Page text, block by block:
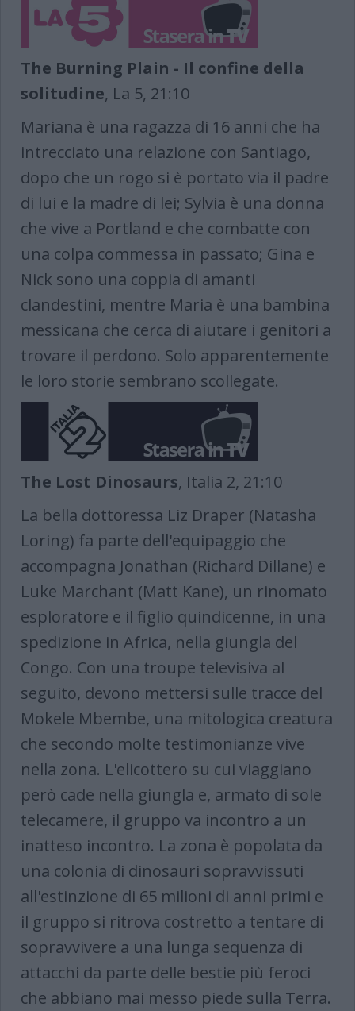
The Burning Plain - Il confine della
solitudine, La 5, 21:10
Mariana è una ragazza di 16 anni che ha
intrecciato una relazione con Santiago,
dopo che un rogo si è portato via il padre
di lui e la madre di lei; Sylvia è una donna
che vive a Portland e che combatte con
una colpa commessa in passato; Gina e
Nick sono una coppia di amanti
clandestini, mentre Maria è una bambina
messicana che cerca di aiutare i genitori a
trovare il perdono. Solo apparentemente
le loro storie sembrano scollegate.
The Lost Dinosaurs​​​​​​​, Italia 2, 21:10
La bella dottoressa Liz Draper (Natasha
Loring) fa parte dell'equipaggio che
accompagna Jonathan (Richard Dillane) e
Luke Marchant (Matt Kane), un rinomato
esploratore e il figlio quindicenne, in una
spedizione in Africa, nella giungla del
Congo. Con una troupe televisiva al
seguito, devono mettersi sulle tracce del
Mokele Mbembe, una mitologica creatura
che secondo molte testimonianze vive
nella zona. L'elicottero su cui viaggiano
però cade nella giungla e, armato di sole
telecamere, il gruppo va incontro a un
inatteso incontro. La zona è popolata da
una colonia di dinosauri sopravvissuti
all'estinzione di 65 milioni di anni primi e
il gruppo si ritrova costretto a tentare di
sopravvivere a una lunga sequenza di
attacchi da parte delle bestie più feroci
che abbiano mai messo piede sulla Terra.